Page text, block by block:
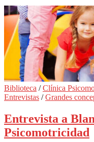
Biblioteca /Clínica
Entrevistas /Grandes
Entrevista a
Psicomotricidad